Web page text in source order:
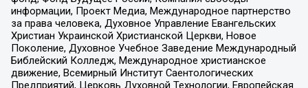
информации, Проект Медиа, Международное партнерство
за права человека, Духовное Управление Евангельских
Христиан Украинской Христианской Церкви, Новое
Поколение, Духовное Учебное Заведение Международный
Библейский Колледж, Международное христианское
движение, Всемирный Институт Саентологических
Предприятий, Церковь Духовной Технологии, Европейская